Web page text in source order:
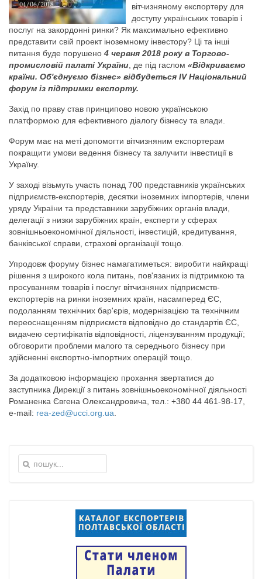
вітчизняному експортеру для
доступу українських товарів і
послуг на закордонні ринки? Як максимально ефективно
представити свій проект іноземному інвестору? Ці та інші
питання буде порушено 4 червня 2018 року в Торгово-
промисловій палаті України , де під гаслом «Відкриваємо
країни. Об'єднуємо бізнес» відбудеться IV Національний
форум із підтримки експорту.
Захід по праву став принципово новою українською
платформою для ефективного діалогу бізнесу та влади.
Форум має на меті допомогти вітчизняним експортерам
покращити умови ведення бізнесу та залучити інвестиції в
Україну.
У заході візьмуть участь понад 700 представників українських
підприємств-експортерів, десятки іноземних імпортерів, члени
уряду України та представники зарубіжних органів влади,
делегації з низки зарубіжних країн, експерти у сферах
зовнішньоекономічної діяльності, інвестицій, кредитування,
банківської справи, страхові організації тощо.
Упродовж форуму бізнес намагатиметься: виробити найкращі
рішення з широкого кола питань, пов'язаних із підтримкою та
просуванням товарів і послуг вітчизняних підприємств-
експортерів на ринки іноземних країн, насамперед ЄС,
подоланням технічних бар'єрів, модернізацією та технічним
переоснащенням підприємств відповідно до стандартів ЄС,
видачею сертифікатів відповідності, ліцензуванням продукції;
обговорити проблеми малого та середнього бізнесу при
здійсненні експортно-імпортних операцій тощо.
За додатковою інформацією прохання звертатися до
заступника Дирекції з питань зовнішньоекономічної діяльності
Романенка Євгена Олександровича, тел.: +380 44 461-98-17,
e-mail: rea-zed@ucci.org.ua